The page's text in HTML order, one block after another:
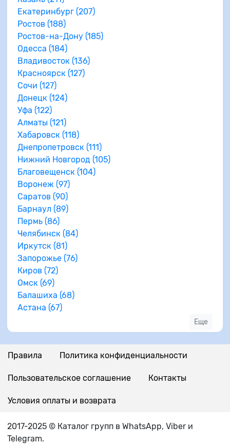
Екатеринбург (207)
Ростов (188)
Ростов-на-Дону (185)
Одесса (184)
Владивосток (136)
Красноярск (127)
Сочи (127)
Донецк (124)
Уфа (122)
Алматы (121)
Хабаровск (118)
Днепропетровск (111)
Нижний Новгород (105)
Благовещенск (104)
Воронеж (97)
Саратов (90)
Барнаул (89)
Пермь (86)
Челябинск (84)
Иркутск (81)
Запорожье (76)
Киров (72)
Омск (69)
Балашиха (68)
Астана (67)
Еще
Правила Политика конфиденциальности
Пользовательское соглашение Контакты
Условия оплаты и возврата
2017-2025 © Каталог групп в WhatsApp, Viber и
Telegram.